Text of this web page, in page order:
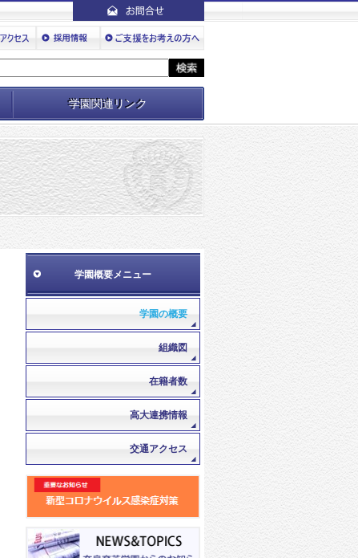
学園関連リンク
学園概要メニュー
学園の概要
組織図
在籍者数
高大連携情報
交通アクセス